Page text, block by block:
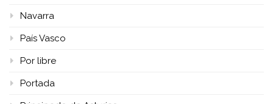
Navarra
País Vasco
Por libre
Portada